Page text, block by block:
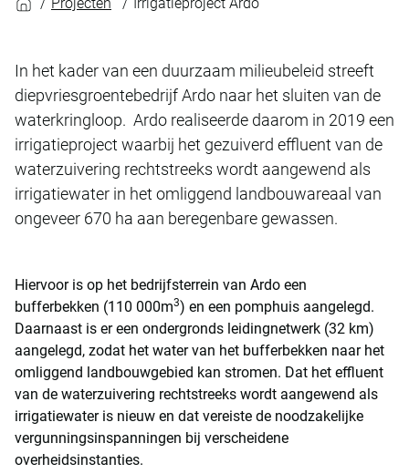
In het kader van een duurzaam milieubeleid streeft
diepvriesgroentebedrijf Ardo naar het sluiten van de
waterkringloop. Ardo realiseerde daarom in 2019 een
irrigatieproject waarbij het gezuiverd effluent van de
waterzuivering rechtstreeks wordt aangewend als
irrigatiewater in het omliggend landbouwareaal van
ongeveer 670 ha aan beregenbare gewassen.
Hiervoor is op het bedrijfsterrein van Ardo een
bufferbekken (110 000m3) en een pomphuis aangelegd.
Daarnaast is er een ondergronds leidingnetwerk (32 km)
aangelegd, zodat het water van het bufferbekken naar het
omliggend landbouwgebied kan stromen. Dat het effluent
van de waterzuivering rechtstreeks wordt aangewend als
irrigatiewater is nieuw en dat vereiste de noodzakelijke
vergunningsinspanningen bij verscheidene
overheidsinstanties.